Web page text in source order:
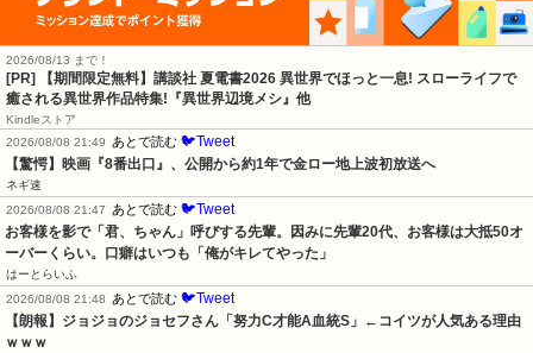
2026/08/13 まで！
[PR] 【期間限定無料】講談社 夏電書2026 異世界でほっと一息! スローライフで
癒される異世界作品特集!『異世界辺境メシ』他
Kindleストア
2026/08/08 21:49
あとで読む 🐦Tweet
【驚愕】映画『8番出口』、公開から約1年で金ロー地上波初放送へ
ネギ速
2026/08/08 21:47
あとで読む 🐦Tweet
お客様を影で「君、ちゃん」呼びする先輩。因みに先輩20代、お客様は大抵50オ
ーバーくらい。口癖はいつも「俺がキレてやった」
はーとらいふ
2026/08/08 21:48
あとで読む 🐦Tweet
【朗報】ジョジョのジョセフさん「努力C才能A血統S」←コイツが人気ある理由
ｗｗｗ